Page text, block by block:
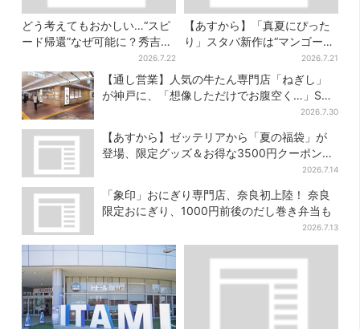
どう考えてもおかしい…“スピ
ード帰還”なぜ可能に？秀吉が
噂した、3人目の謀反人【豊臣
兄弟】
2026.7.22
【あすから】「真夏にぴった
り」スタバ新作は“マンゴー×
オレンジ”、果肉ごろっと…さ
っぱり3種が登場
2026.7.21
【通し営業】人気の牛たん専門店「ねぎし」
が神戸に、「想像しただけでお腹空く…」SNS
2026.7.30
【あすから】ゼッテリアから「夏の福袋」が
登場、限定グッズ＆お得な3500円クーポン付
2026.7.14
「象印」おにぎり専門店、奈良初上陸！ 奈良
限定おにぎり、1000円前後のだし巻き弁当も
2026.7.13